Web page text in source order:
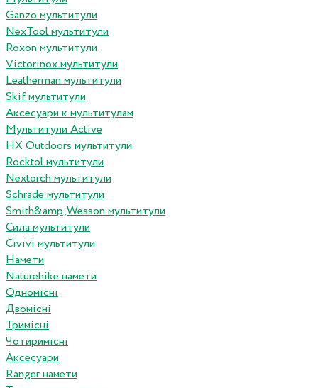
Ganzo мультитули
NexTool мультитули
Roxon мультитули
Victorinox мультитули
Leatherman мультитули
Skif мультитули
Аксесуари к мультитулам
Мультитули Active
HX Outdoors мультитули
Rocktol мультитули
Nextorch мультитули
Schrade мультитули
Smith&amp;Wesson мультитули
Сила мультитули
Civivi мультитули
Намети
Naturehike намети
Одномісні
Двомісні
Тримісні
Чотиримісні
Аксесуари
Ranger намети